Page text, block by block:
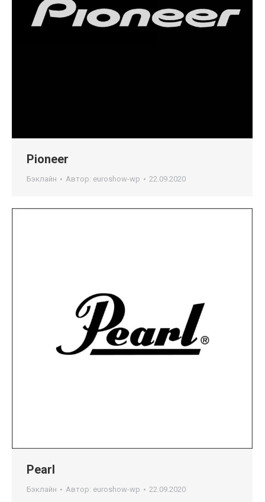
Pioneer
Бэклайн Автор: euroshow-wp 22.09.2020
Pearl
Бэклайн Автор: euroshow-wp 22.09.2020